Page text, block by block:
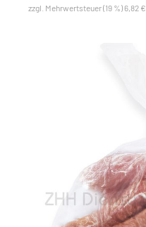
zzgl. Mehrwertsteuer (19 %) 6,82 €